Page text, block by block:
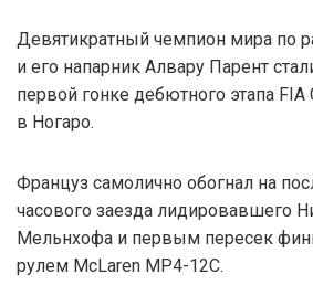
Девятикратный чемпион мира по
и его напарник Алвару Парент
первой гонке дебютного этапа FIA
в Ногаро.
Француз самолично обогнал на
часового заезда лидировавшего
Мельнхофа и первым пересек
рулем McLaren MP4-12C.